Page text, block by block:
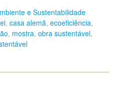
e Sustentabilidade
, casa alemã, ecoeficiência,
, mostra, obra sustentável,